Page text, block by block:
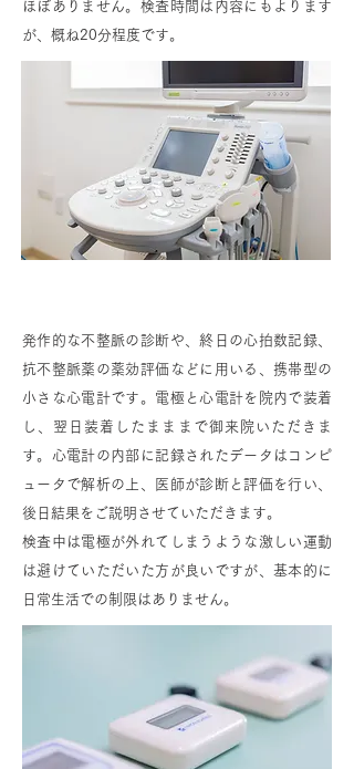
ほぼありません。検査時間は内容にもよります
が、概ね20分程度です。
発作的な不整脈の診断や、終日の心拍数記録、
抗不整脈薬の薬効評価などに用いる、携帯型の
小さな心電計です。電極と心電計を院内で装着
し、翌日装着したまままで御来院いただきま
す。心電計の内部に記録されたデータはコンピ
ュータで解析の上、医師が診断と評価を行い、
後日結果をご説明させていただきます。
検査中は電極が外れてしまうような激しい運動
は避けていただいた方が良いですが、基本的に
日常生活での制限はありません。